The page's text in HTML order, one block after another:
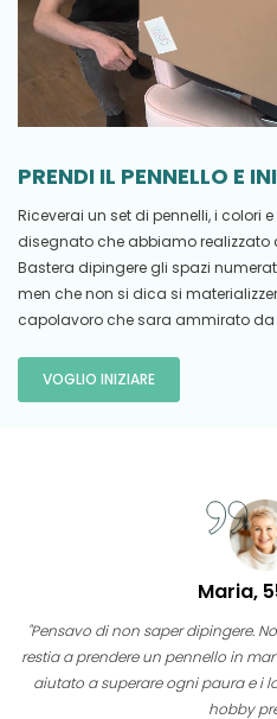
PRENDI IL PENNELLO E
Riceverai un set di pennelli, i colori
disegnato che abbiamo realizzato
Bastera dipingere gli spazi
men che non si dica si
capolavoro che sara ammirato da
VOGLIO INIZIARE
Maria,
"Pensavo di non saper dipingere.
restia a prendere un pennello in
aiutato a superare ogni paura e i
hobby